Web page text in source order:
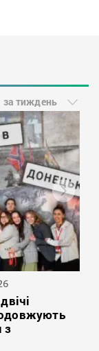
за тиждень
з